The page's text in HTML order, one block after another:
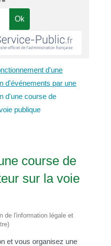
d'une
d'événements par une
d'une course de
publique
course de
sur la voie
de l'information légale et
et vous organisez une